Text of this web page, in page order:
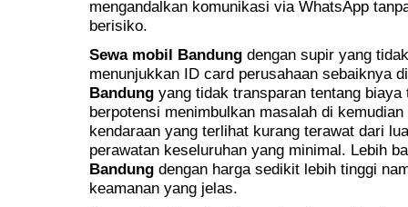
mengandalkan komunikasi via WhatsApp
berisiko.
Sewa mobil Bandung dengan supir yang
menunjukkan ID card perusahaan sebaiknya
Bandung yang tidak transparan tentang
berpotensi menimbulkan masalah di
kendaraan yang terlihat kurang terawat dari
perawatan keseluruhan yang minimal. Lebih
Bandung dengan harga sedikit lebih tinggi
keamanan yang jelas.